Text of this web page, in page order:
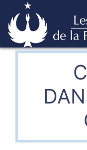
Skip
to Éditions de la